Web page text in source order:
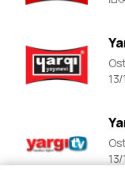
LGS Kursları
Polislik Sınavlarına